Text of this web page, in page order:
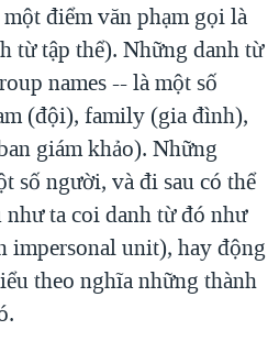
PHỦ VIỆT NAM
TRỘM HẢI SÂM
VỌNG TỪ NÔNG THÔN MỸ
điểm văn phạm gọi là
từ tập thể). Những danh từ
names -- là một số
(đội), family (gia đình),
giám khảo). Những
số người, và đi sau có thể
ta coi danh từ đó như
impersonal unit), hay động
theo nghĩa những thành